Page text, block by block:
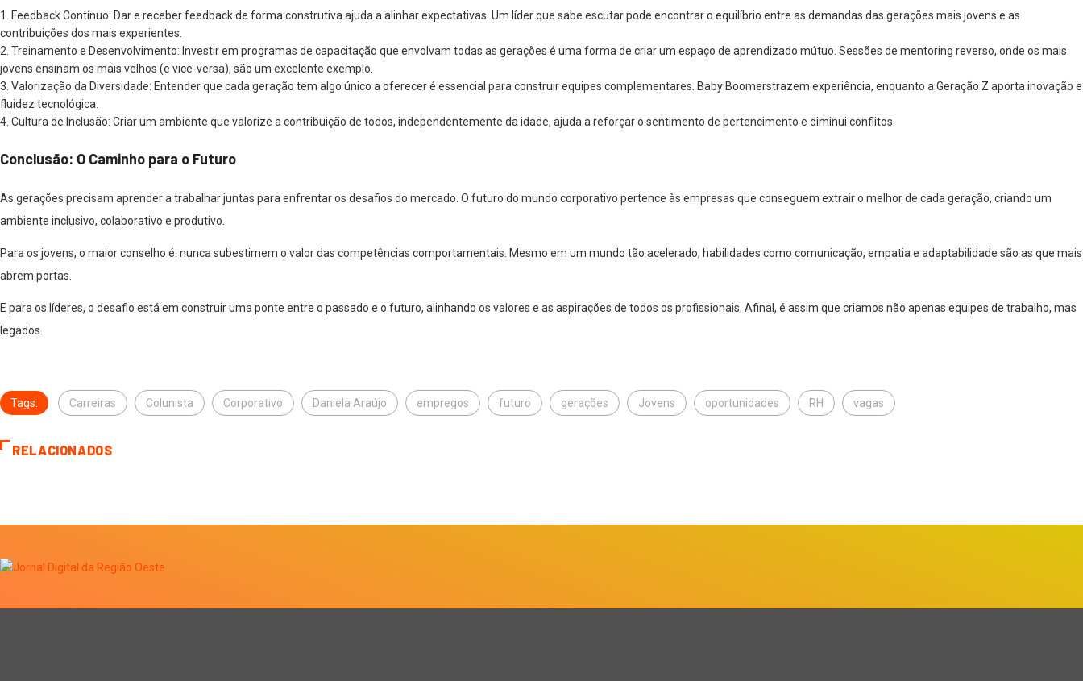
1. FeedbackContínuo: Dar e receber feedback de forma construtiva ajuda a alinhar expectativas. Um líder que sabe escutar pode encontrar o equilíbrio entre as demandas das gerações mais jovens e as
contribuições dos mais experientes.
2. Treinamento e Desenvolvimento: Investir em programas de capacitação que envolvam todas as gerações é uma forma de criar um espaço de aprendizado mútuo. Sessões de mentoring reverso, onde os mais
jovens ensinam os mais velhos (e vice-versa), são um excelente exemplo.
3. Valorização da Diversidade: Entender que cada geração tem algo único a oferecer é essencial para construir equipes complementares. Baby Boomerstrazem experiência, enquanto a Geração Z aporta inovação e
fluidez tecnológica.
4. Cultura de Inclusão: Criar um ambiente que valorize a contribuição de todos, independentemente da idade, ajuda a reforçar o sentimento de pertencimento e diminui conflitos.
Conclusão: O Caminho para o Futuro
As gerações precisam aprender a trabalhar juntas para enfrentar os desafios do mercado. O futuro do mundo corporativo pertence às empresas que conseguem extrair o melhor de cada geração, criando um
ambiente inclusivo, colaborativo e produtivo.
Para os jovens, o maior conselho é: nunca subestimem o valor das competências comportamentais. Mesmo em um mundo tão acelerado, habilidades como comunicação, empatia e adaptabilidade são as que mais
abrem portas.
E para os líderes, o desafio está em construir uma ponte entre o passado e o futuro, alinhando os valores e as aspirações de todos os profissionais. Afinal, é assim que criamos não apenas equipes de trabalho, mas
legados.
Tags: Carreiras Colunista Corporativo Daniela Araújo empregos futuro gerações Jovens oportunidades RH vagas
RELACIONADOS